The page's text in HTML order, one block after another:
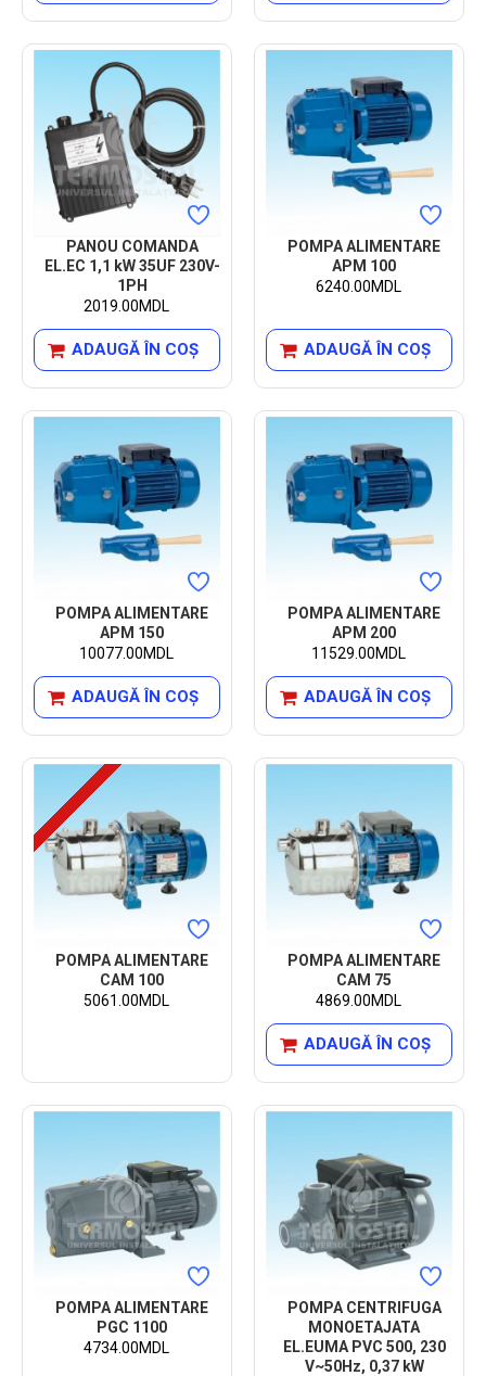
PANOU COMANDA
EL.EC 1,1 kW 35UF 230V-
1PH
2019.00MDL
ADAUGĂ ÎN COŞ
POMPA ALIMENTARE
APM 100
6240.00MDL
ADAUGĂ ÎN COŞ
POMPA ALIMENTARE
APM 150
10077.00MDL
ADAUGĂ ÎN COŞ
POMPA ALIMENTARE
APM 200
11529.00MDL
ADAUGĂ ÎN COŞ
POMPA ALIMENTARE
CAM 100
5061.00MDL
POMPA ALIMENTARE
CAM 75
4869.00MDL
ADAUGĂ ÎN COŞ
POMPA ALIMENTARE
PGC 1100
4734.00MDL
POMPA CENTRIFUGA
MONOETAJATA
EL.EUMA PVC 500, 230
V~50Hz, 0,37 kW